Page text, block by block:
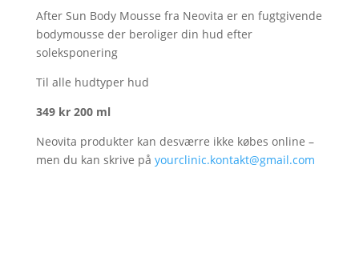
After Sun Body Mousse fra Neovita er en fugtgivende
bodymousse der beroliger din hud efter
soleksponering
Til alle hudtyper hud
349 kr 200 ml
Neovita produkter kan desværre ikke købes online –
men du kan skrive på yourclinic.kontakt@gmail.com